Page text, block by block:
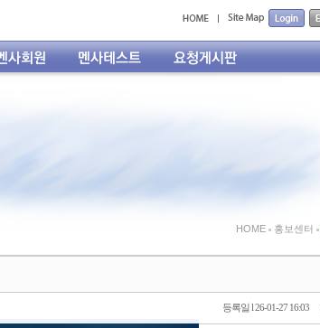
HOME 홍보센터
등록일 l 26-01-27 16:03